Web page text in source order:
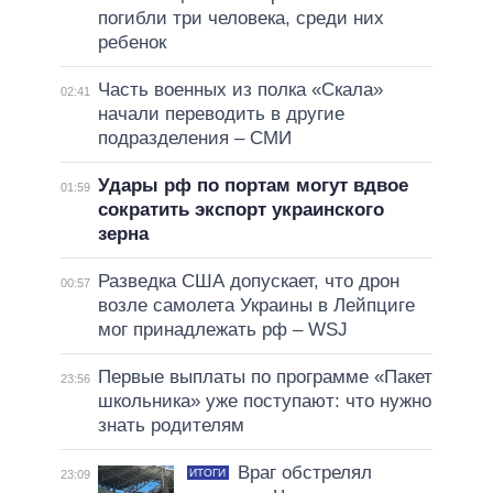
погибли три человека, среди них
ребенок
02:41
Часть военных из полка «Скала»
начали переводить в другие
подразделения – СМИ
01:59 Удары рф по портам могут вдвое
сократить экспорт украинского
зерна
00:57
Разведка США допускает, что дрон
возле самолета Украины в Лейпциге
мог принадлежать рф – WSJ
23:56
Первые выплаты по программе «Пакет
школьника» уже поступают: что нужно
знать родителям
23:09 ИТОГИ
Враг обстрелял